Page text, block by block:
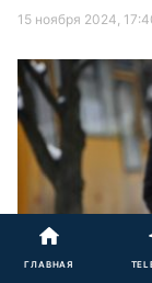
15 ноября 2024,
ГЛАВНАЯ